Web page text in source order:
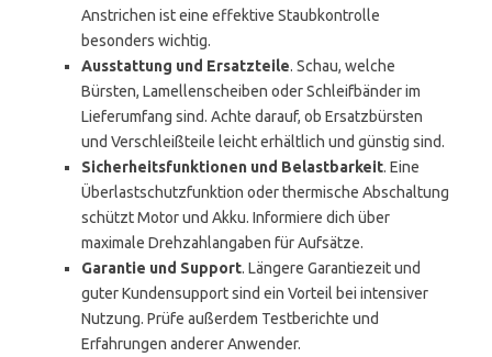
Anstrichen ist eine effektive Staubkontrolle
besonders wichtig.
Ausstattung und Ersatzteile. Schau, welche
Bürsten, Lamellenscheiben oder Schleifbänder im
Lieferumfang sind. Achte darauf, ob Ersatzbürsten
und Verschleißteile leicht erhältlich und günstig sind.
Sicherheitsfunktionen und Belastbarkeit. Eine
Überlastschutzfunktion oder thermische Abschaltung
schützt Motor und Akku. Informiere dich über
maximale Drehzahlangaben für Aufsätze.
Garantie und Support. Längere Garantiezeit und
guter Kundensupport sind ein Vorteil bei intensiver
Nutzung. Prüfe außerdem Testberichte und
Erfahrungen anderer Anwender.